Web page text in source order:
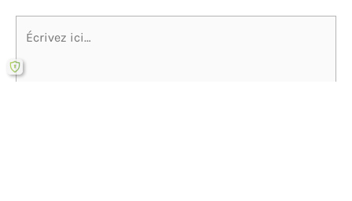
ici…